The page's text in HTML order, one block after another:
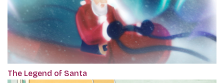
The Legend of Santa